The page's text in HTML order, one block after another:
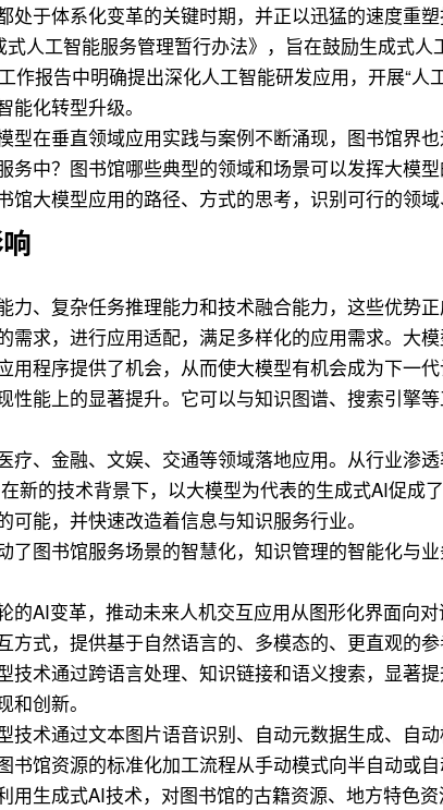
处于体系化变革的关键时期，并正以迅猛的速度重
人工智能服务管理暂行办法》，旨在鼓励生成式
作报告中明确提出深化人工智能研发应用，开展“
化转型升级。
在垂直领域应用实践与案例不断涌现，图书馆界
务中？图书馆哪些典型的领域和场景可以发挥大模
大模型应用的路径、方式的思考，识别可行的领
力、复杂任务推理能力和技术融合能力，这些优势
需求，进行应用适配，满足多样化的应用需求。大
用程序提供了机会，从而使大模型有机会成为下一
性能上的显著提升。它可以与知识图谱、搜索引擎
疗、金融、文娱、交通等领域落地应用。从行业渗
新的技术背景下，以大模型为代表的生成式AI促成
能，并快速改造着信息与知识服务行业。
了图书馆服务场景的智慧化，知识管理的智能化与
的AI变革，推动未来人机交互应用从图形化界面向
式，提供基于自然语言的、多模态的、更直观的参
技术通过跨语言处理、知识链接和语义搜索，显著
创新。
技术通过文本图片语音识别、自动元数据生成、自
馆资源的标准化加工流程从手动模式向半自动或
用生成式AI技术，对图书馆的古籍资源、地方特色